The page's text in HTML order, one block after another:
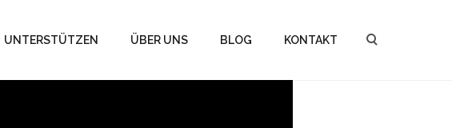
UNTERSTÜTZEN ÜBER UNS BLOG KONTAKT